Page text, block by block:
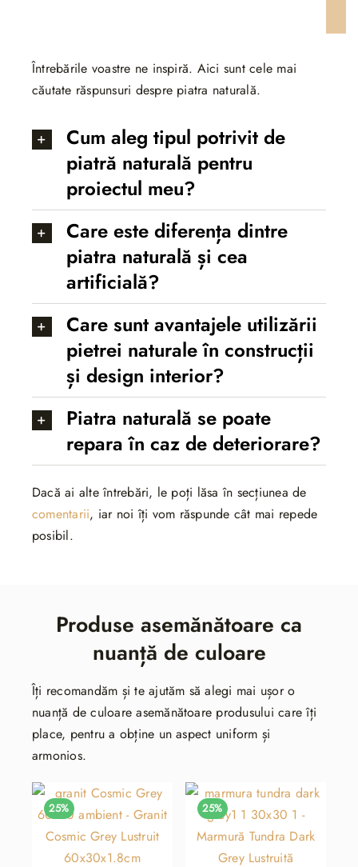
Întrebările voastre ne inspiră. Aici sunt cele mai
căutate răspunsuri despre piatra naturală.
Cum aleg tipul potrivit de
piatră naturală pentru
proiectul meu?
Care este diferența dintre
piatra naturală și cea
artificială?
Care sunt avantajele utilizării
pietrei naturale în construcții
și design interior?
Piatra naturală se poate
repara în caz de deteriorare?
Dacă ai alte întrebări, le poți lăsa în secțiunea de
comentarii, iar noi îți vom răspunde cât mai repede
posibil.
Produse asemănătoare ca
nuanță de culoare
Îți recomandăm și te ajutăm să alegi mai ușor o
nuanță de culoare asemănătoare produsului care îți
place, pentru a obține un aspect uniform și
armonios.
25% 25%